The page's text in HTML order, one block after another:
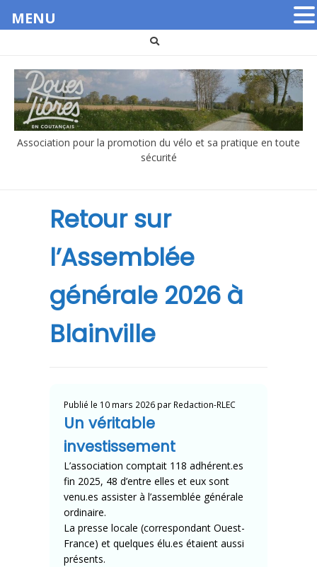
contenu
Association pour la promotion du vélo et sa pratique en toute
sécurité
Retour sur
l’Assemblée
générale 2026 à
Blainville
Publié le 10 mars 2026 par Redaction-RLEC
Un véritable
investissement
L’association comptait 118 adhérent.es
fin 2025, 48 d’entre elles et eux sont
venu.es assister à l’assemblée générale
ordinaire.
La presse locale (correspondant Ouest-
France) et quelques élu.es étaient aussi
présents.
MENU